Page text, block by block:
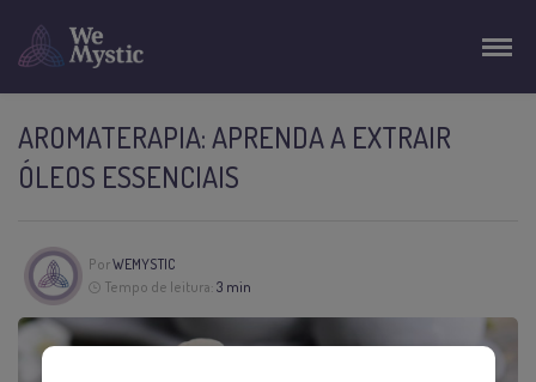
AROMATERAPIA: APRENDA A EXTRAIR
ÓLEOS ESSENCIAIS
PorWEMYSTIC
Tempo de leitura: 3 min